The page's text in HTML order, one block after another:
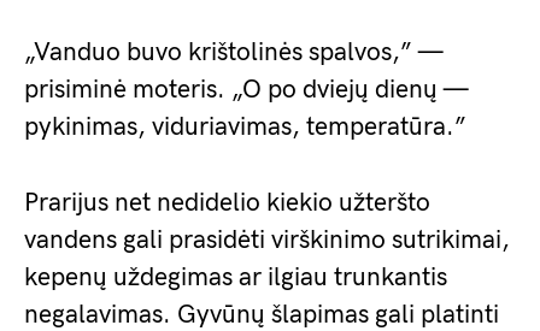
„Vanduo buvo krištolinės spalvos,” —
prisiminė moteris. „O po dviejų dienų —
pykinimas, viduriavimas, temperatūra.”
Prarijus net nedidelio kiekio užteršto
vandens gali prasidėti virškinimo sutrikimai,
kepenų uždegimas ar ilgiau trunkantis
negalavimas. Gyvūnų šlapimas gali platinti